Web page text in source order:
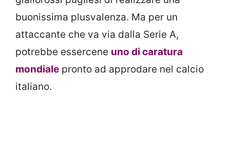
buonissima plusvalenza. Ma per un
attaccante che va via dalla Serie A,
potrebbe essercene uno di caratura
mondiale pronto ad approdare nel calcio
italiano.